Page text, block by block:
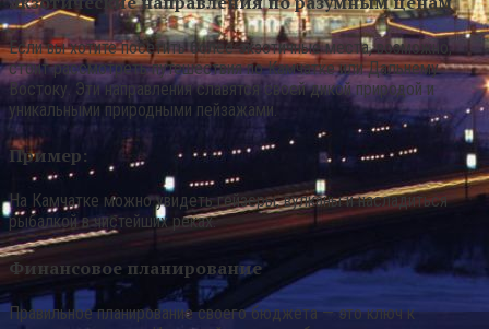
Если вы хотите посетить более экзотичные места, возможно,
стоит рассмотреть путешествия по Камчатке или Дальнему
Востоку. Эти направления славятся своей дикой природой и
уникальными природными пейзажами.
Пример:
На Камчатке можно увидеть гейзеры, вулканы и насладиться
рыбалкой в чистейших реках.
Финансовое планирование
Правильное планирование своего бюджета — это ключ к